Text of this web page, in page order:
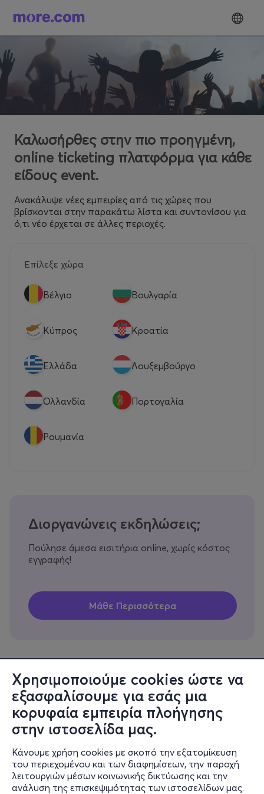
Χρησιμοποιούμε cookies ώστε να
εξασφαλίσουμε για εσάς μια
κορυφαία εμπειρία πλοήγησης
στην ιστοσελίδα μας.
Κάνουμε χρήση cookies με σκοπό την εξατομίκευση
του περιεχομένου και των διαφημίσεων, την παροχή
λειτουργιών μέσων κοινωνικής δικτύωσης και την
ανάλυση της επισκεψιμότητας των ιστοσελίδων μας.
Καλωσήρθες στην πιο προηγμένη,
online ticketing πλατφόρμα για κάθε
είδους event.
Ανακάλυψε νέες εμπειρίες από τις χώρες που
βρίσκονται στην παρακάτω λίστα και συντονίσου για
ό,τι νέο έρχεται σε άλλες περιοχές.
Επίλεξε χώρα
Βέλγιο Βουλγαρία
Κύπρος Κροατία
Eλλάδα Λουξεμβούργο
Ολλανδία Πορτογαλία
Ρουμανία
Διοργανώνεις εκδηλώσεις;
Πούλησε άμεσα εισιτήρια online, χωρίς κόστος
εγγραφής!
Πληροφορίες
Υποστήριξη
Stay Connected